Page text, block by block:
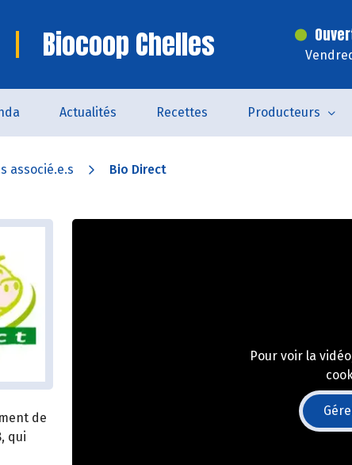
Biocoop Chelles
Actualités Recettes Producteurs
associé.e.s Bio Direct
de
qui
Pour voir la